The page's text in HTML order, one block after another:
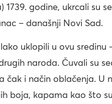
1739. godine, ukrcali su
– današnji Novi Sad.
uklopili u ovu
naroda. Čuvali su
čak i način oblačenja. U
boja, kapama kao što